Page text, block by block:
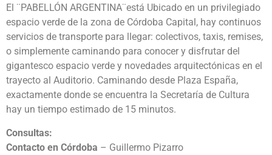
El ¨PABELLÓN ARGENTINA¨está Ubicado en un privilegiado
espacio verde de la zona de Córdoba Capital, hay continuos
servicios de transporte para llegar: colectivos, taxis, remises,
o simplemente caminando para conocer y disfrutar del
gigantesco espacio verde y novedades arquitectónicas en el
trayecto al Auditorio. Caminando desde Plaza España,
exactamente donde se encuentra la Secretaría de Cultura
hay un tiempo estimado de 15 minutos.
Consultas:
Contacto en Córdoba – Guillermo Pizarro